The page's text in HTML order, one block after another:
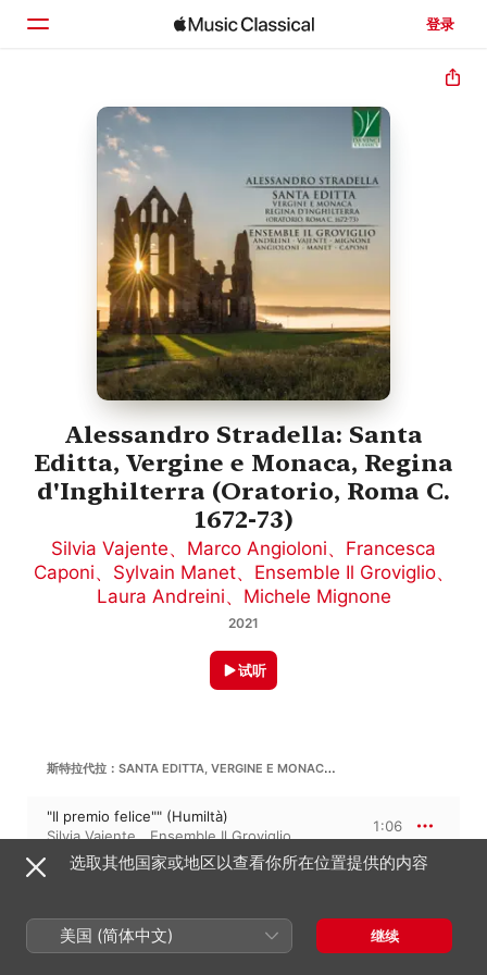
登录
主页
浏览
Alessandro Stradella: Santa
Editta, Vergine e Monaca, Regina
d'Inghilterra (Oratorio, Roma C.
1672-73)
Silvia Vajente、 Marco Angioloni、 Francesca
Caponi、 Sylvain Manet、 Ensemble Il Groviglio、
Laura Andreini、 Michele Mignone
2021
试听
斯特拉代拉：SANTA EDITTA, VERGINE E MONACA, REGINA D'INGHILTERRA, "ARIA
"Il premio felice"" (Humiltà)
Silvia Vajente、Ensemble Il Groviglio
1:06
"De' miei veri consigli"" (Humiltà)
2:23
选取其他国家或地区以查看你所在位置提供的内容
美国 (简体中文) 继续